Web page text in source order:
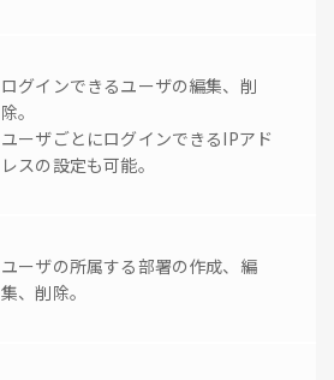
ログインできるユーザの編集、削
除。
ユーザごとにログインできるIPアド
レスの設定も可能。
ユーザの所属する部署の作成、編
集、削除。